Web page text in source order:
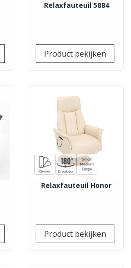
Relaxfauteuil 5884
Product bekijken
Relaxfauteuil Honor
Product bekijken